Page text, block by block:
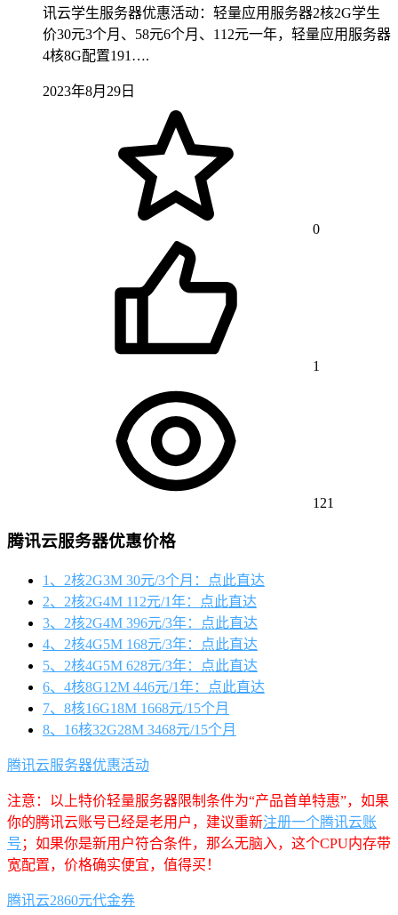
讯云学生服务器优惠活动：轻量应用服务器2核2G学生
价30元3个月、58元6个月、112元一年，轻量应用服务器
4核8G配置191….
2023年8月29日
0
1
121
腾讯云服务器优惠价格
1、2核2G3M 30元/3个月：点此直达
2、2核2G4M 112元/1年：点此直达
3、2核2G4M 396元/3年：点此直达
4、2核4G5M 168元/3年：点此直达
5、2核4G5M 628元/3年：点此直达
6、4核8G12M 446元/1年：点此直达
7、8核16G18M 1668元/15个月
8、16核32G28M 3468元/15个月
腾讯云服务器优惠活动
注意：以上特价轻量服务器限制条件为“产品首单特惠”，如果
你的腾讯云账号已经是老用户，建议重新注册一个腾讯云账
号 ；如果你是新用户符合条件，那么无脑入，这个CPU内存带
宽配置，价格确实便宜，值得买！
腾讯云2860元代金券